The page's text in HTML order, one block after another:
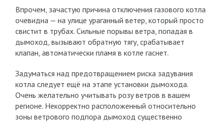
Впрочем, зачастую причина отключения газового котла
очевидна — на улице ураганный ветер, который просто
свистит в трубах. Сильные порывы ветра, попадая в
дымоход, вызывают обратную тягу, срабатывает
клапан, автоматически пламя в котле гаснет.
Задуматься над предотвращением риска задувания
котла следует ещё на этапе установки дымохода.
Очень желательно учитывать розу ветров в вашем
регионе. Некорректно расположенный относительно
зоны ветрового подпора дымоход существенно